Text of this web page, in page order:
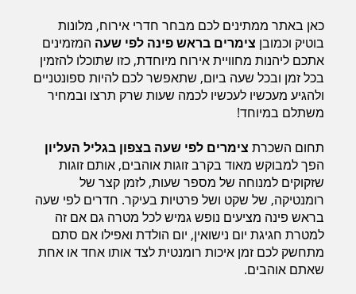
כאן באתר ממתינים לכם מבחר חדרי אירוח, מלונות
בוטיק וכמובן צימרים בראש פינה לפי שעה המזמינים
אתכם ליהנות מחוויית אירוח מיוחדת, כזו שתוכלו להזמין
בכל זמן ובכל שעה ביום, שתאפשר לכם להיות ספונטניים
ולהגיע מעכשיו לעכשיו לכמה שעות שרק תרצו ובמחיר
משתלם במיוחד!
תחום השכרת צימרים לפי שעה בצפון בגליל העליון
הפך למבוקש מאוד בקרב זוגות אוהבים, אותם זוגות
שזקוקים למנוחה של מספר שעות, לזמן קצר של
רומנטיקה, של שקט ושל פרטיות בעיקר. חדרים לפי שעה
בראש פינה מציעים נופש גמיש לכל מטרה גם אם זה
למטרת חגיגת יום נישואין, יום הולדת ואפילו אם סתם
מתחשק לכם זמן איכות רומנטית לצד אותו אחד או אחת
שאתם אוהבים.